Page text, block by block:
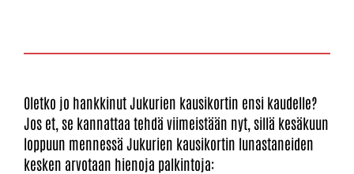
Oletko jo hankkinut Jukurien kausikortin ensi kaudelle?
Jos et, se kannattaa tehdä viimeistään nyt, sillä kesäkuun
loppuun mennessä Jukurien kausikortin lunastaneiden
kesken arvotaan hienoja palkintoja: